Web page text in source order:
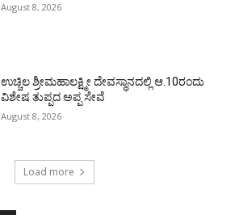
August 8, 2026
ಉಚ್ಚಿಲ ಶ್ರೀಮಹಾಲಕ್ಷ್ಮೀ ದೇವಸ್ಥಾನದಲ್ಲಿ ಆ.10ರಂದು
ವಿಶೇಷ ತುಪ್ಪದ ಅಪ್ಪ ಸೇವೆ
August 8, 2026
Load more